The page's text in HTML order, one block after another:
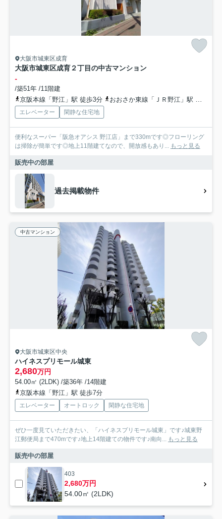
大阪市城東区成育
大阪市城東区成育２丁目の中古マンション
-
/築51年 /11階建
京阪本線「野江」駅 徒歩3分
おおさか東線「ＪＲ野江」駅 徒歩3分
エレベーター 閑静な住宅地
便利なスーパー「阪急オアシス 野江店」まで330mです◎フローリング
は掃除が簡単です◎地上11階建てなので、開放感もあり...
もっと見る
販売中の部屋
過去掲載物件
中古マンション
大阪市城東区中央
ハイネスプリモール城東
2,680万円
54.00㎡ (2LDK) /築36年 /14階建
京阪本線「野江」駅 徒歩7分
エレベーター オートロック 閑静な住宅地
ぜひ一度見ていただきたい、「ハイネスプリモール城東」です♪城東野
江郵便局まで470mです♪地上14階建ての物件です♪南向...
もっと見る
販売中の部屋
403
2,680万円
54.00㎡ (2LDK)